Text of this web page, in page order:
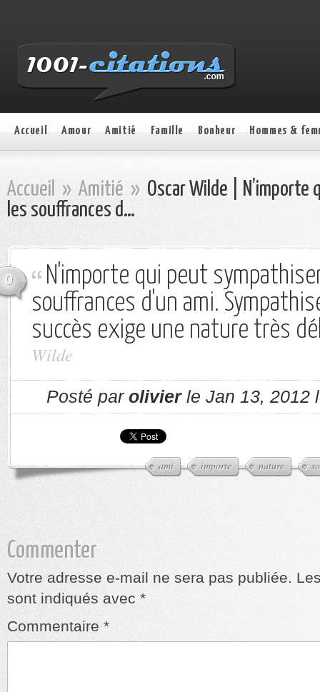
Accueil Amour Amitié Famille Bonheur Hommes &
Accueil » Amitié » Oscar Wilde |
les souffrances d…
0
N'importe qui peut
souffrances d'un ami.
succès exige une nature très
Wilde
Posté par olivierle Jan 13, 2012
ami importe nature
Commenter
Votre adresse e-mail ne sera pas publiée.
sont indiqués avec *
Commentaire *